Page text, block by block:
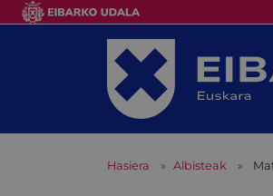
Hasiera Albisteak